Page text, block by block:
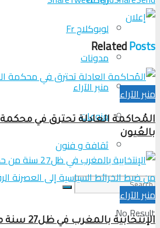
لوبوكلاج Fr
مدونات
منبر الآراء
منوعات
ثقافة و فنون
No Result
RelatedPosts
منبر الآراء
المُحاكمة العادلة تحترق في محكمة
بالعُيون
منبر الآراء